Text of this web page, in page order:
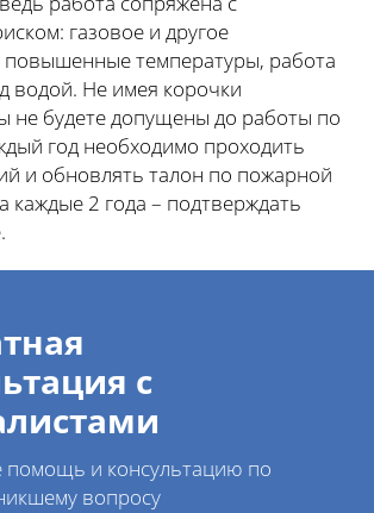
газовое и другое
повышенные температуры, работа
водой. Не имея корочки
не будете допущены до работы по
год необходимо проходить
и обновлять талон по пожарной
каждые 2 года – подтверждать
с
помощь и консультацию по
вопросу